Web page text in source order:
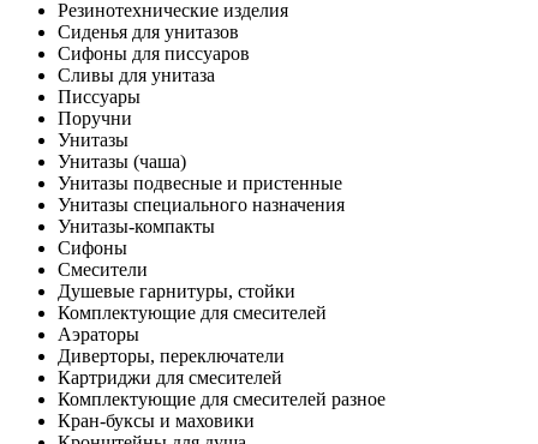
Резинотехнические изделия
Сиденья для унитазов
Сифоны для писсуаров
Сливы для унитаза
Писсуары
Поручни
Унитазы
Унитазы (чаша)
Унитазы подвесные и пристенные
Унитазы специального назначения
Унитазы-компакты
Сифоны
Смесители
Душевые гарнитуры, стойки
Комплектующие для смесителей
Аэраторы
Диверторы, переключатели
Картриджи для смесителей
Комплектующие для смесителей разное
Кран-буксы и маховики